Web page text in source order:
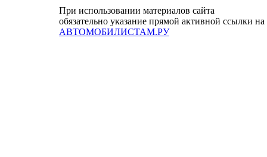
При использовании материалов сайта
обязательно указание прямой активной ссылки на
АВТОМОБИЛИСТАМ.РУ